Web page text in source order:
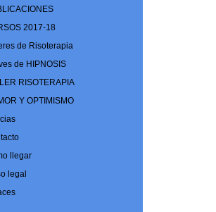
2017-18
de Risoterapia
de HIPNOSIS
RISOTERAPIA
Y OPTIMISMO
llegar
legal